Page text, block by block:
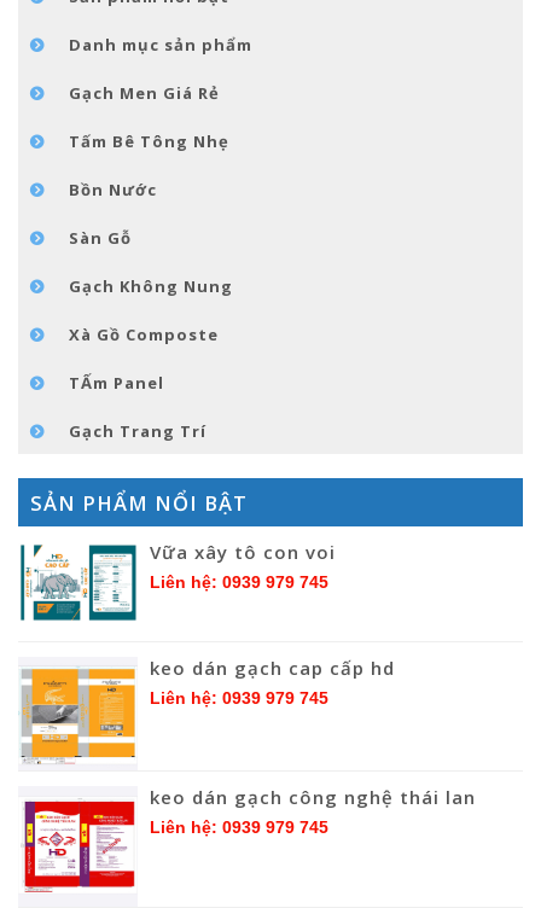
LIÊN HỆDanh mục sản phẩm
Gạch Men Giá Rẻ
Tấm Bê Tông Nhẹ
Bồn Nước
Sàn Gỗ
Gạch Không Nung
Xà Gồ Composte
TẤm Panel
Gạch Trang Trí
SẢN PHẨM NỔI BẬT
Vữa xây tô con voi
Liên hệ: 0939 979 745
keo dán gạch cap cấp hd
Liên hệ: 0939 979 745
keo dán gạch công nghệ thái lan
Liên hệ: 0939 979 745